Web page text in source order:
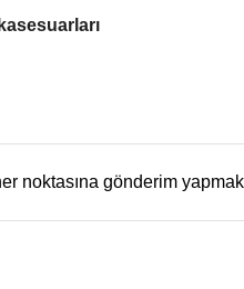
noktasına gönderim